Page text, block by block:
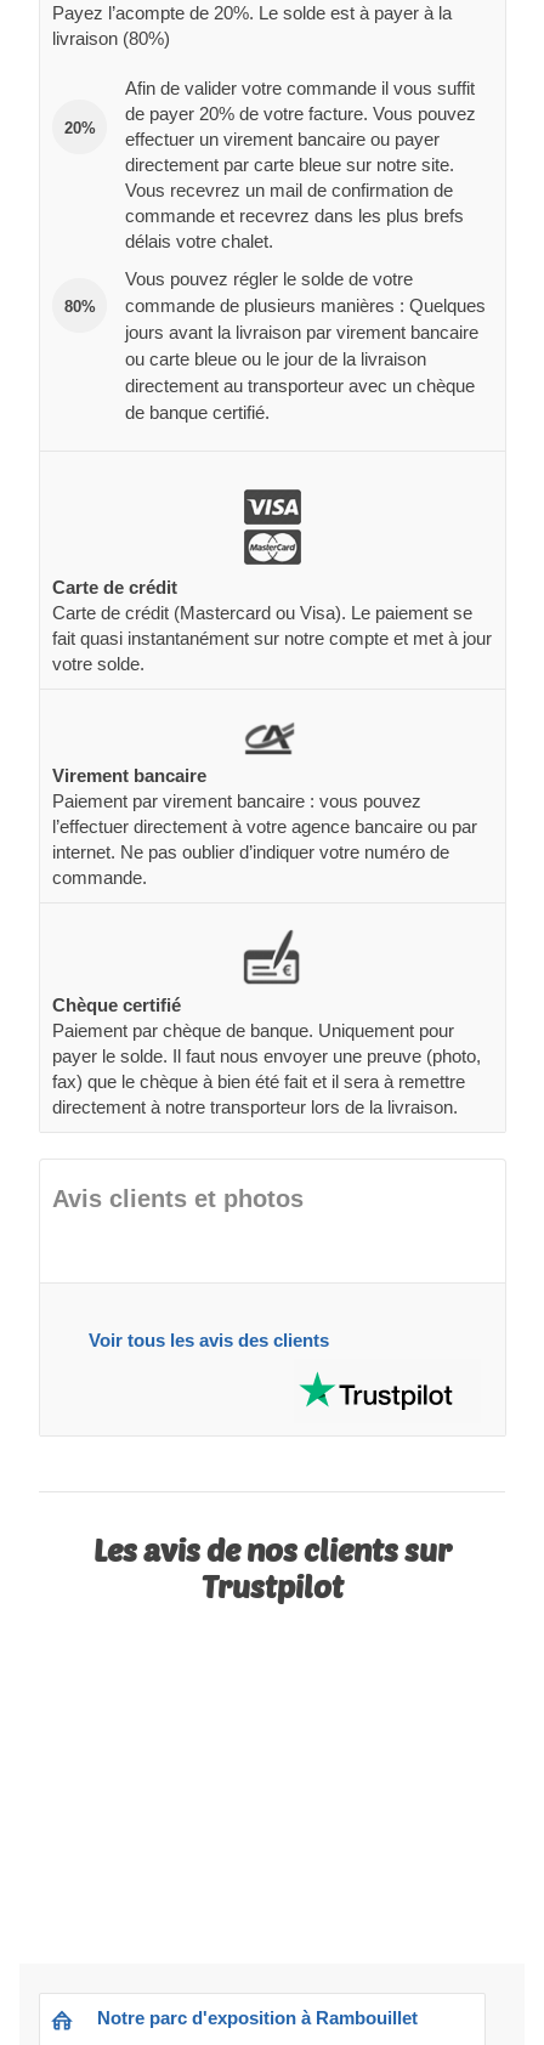
Payez l’acompte de 20%. Le solde est à payer à la
livraison (80%)
20%
Afin de valider votre commande il vous suffit
de payer 20% de votre facture. Vous pouvez
effectuer un virement bancaire ou payer
directement par carte bleue sur notre site.
Vous recevrez un mail de confirmation de
commande et recevrez dans les plus brefs
délais votre chalet.
80%
Vous pouvez régler le solde de votre
commande de plusieurs manières : Quelques
jours avant la livraison par virement bancaire
ou carte bleue ou le jour de la livraison
directement au transporteur avec un chèque
de banque certifié.
Carte de crédit
Carte de crédit (Mastercard ou Visa). Le paiement se
fait quasi instantanément sur notre compte et met à jour
votre solde.
Virement bancaire
Paiement par virement bancaire : vous pouvez
l’effectuer directement à votre agence bancaire ou par
internet. Ne pas oublier d’indiquer votre numéro de
commande.
Chèque certifié
Paiement par chèque de banque. Uniquement pour
payer le solde. Il faut nous envoyer une preuve (photo,
fax) que le chèque à bien été fait et il sera à remettre
directement à notre transporteur lors de la livraison.
Avis clients et photos
Voir tous les avis des clients
Les avis de nos clients sur
Trustpilot
Notre parc d'exposition à Rambouillet